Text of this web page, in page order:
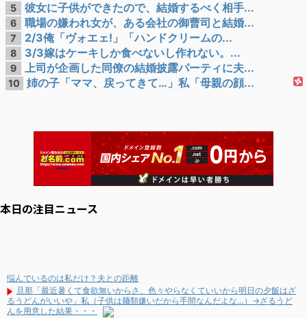
5 彼女に子供ができたので、結婚するべく相手...
6 職場の嫌われ女が、ある会社の御曹司と結婚...
7 2/3俺「ヴォエェ!」「ハンドクリームの...
8 3/3嫁はケーキしか食べないし作れない。...
9 上司が企画した同僚の結婚披露パーティに夫...
10 姉の子「ママ、戻ってきて…」私「母親の顔...
本日の注目ニュース
悩んでいるのは私だけ？夫との距離
旦那「最近暑くて食欲無いからさ、色々やらなくていいから明日の夕飯はざ
るうどんがいいや」私（子供は麺類嫌いだから手間なんだよな…）→ざるうど
んを用意した結果・・・